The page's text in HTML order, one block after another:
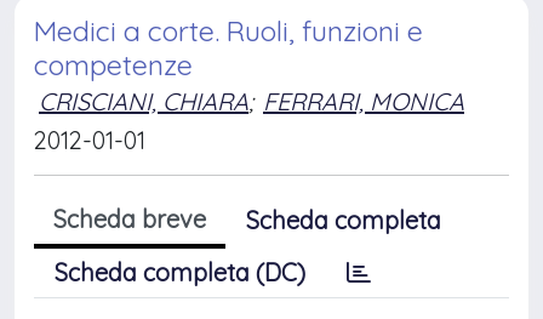
Medici a corte. Ruoli, funzioni e
competenze
CRISCIANI, CHIARA; FERRARI, MONICA
2012-01-01
Scheda breve
Scheda completa
Scheda completa (DC)